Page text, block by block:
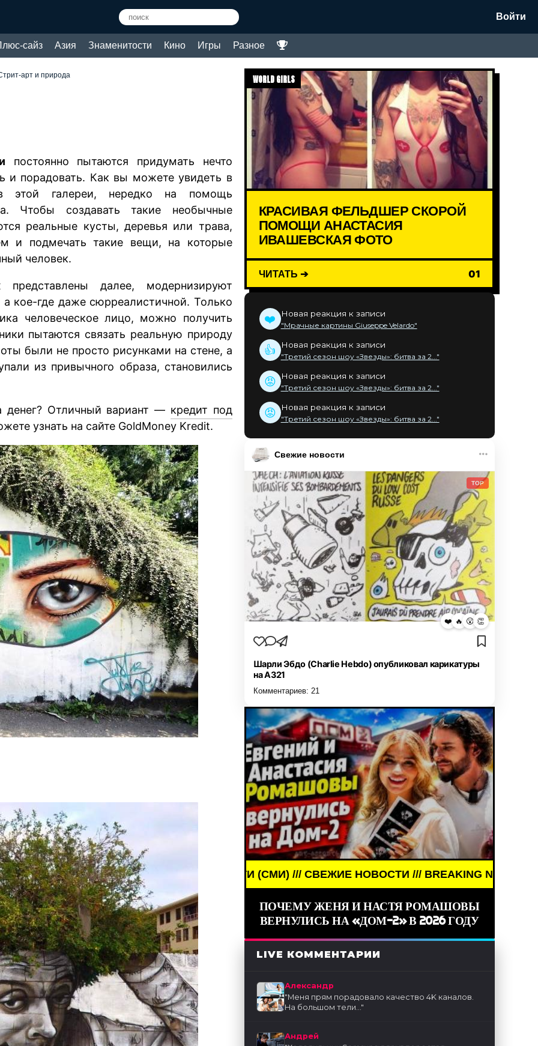
Войти
сайз Азия Знаменитости Кино Игры Разное
арт и природа
постоянно пытаются придумать нечто
и порадовать. Как вы можете увидеть в
этой галереи, нередко на помощь
Чтобы создавать такие необычные
реальные кусты, деревья или трава,
и подмечать такие вещи, на которые
человек.
далее, модернизируют
кое-где даже сюрреалистичной. Только
человеческое лицо, можно получить
пытаются связать реальную природу
были не просто рисунками на стене, а
из привычного образа, становились
Отличный вариант — кредит под
узнать на сайте GoldMoney Kredit.
WORLD GIRLS
КРАСИВАЯ ФЕЛЬДШЕР СКОРОЙ
ПОМОЩИ АНАСТАСИЯ
ИВАШЕВСКАЯ ФОТО
ЧИТАТЬ ➔ 01
❤️ Новая реакция к записи
"Мрачные картины Giuseppe Velardo"
👍 Новая реакция к записи
"Третий сезон шоу «Звезды»: битва за 2..."
😡 Новая реакция к записи
"Третий сезон шоу «Звезды»: битва за 2..."
😡 Новая реакция к записи
"Третий сезон шоу «Звезды»: битва за 2..."
Свежие новости
TOP
❤️ 🔥 😮 👏
Шарли Эбдо (Charlie Hebdo) опубликовал карикатуры
на А321
Комментариев: 21
NEWS /// НОВОСТИ (СМИ) /// СВЕЖИЕ НОВОСТИ /// BREAKING NEWS /// НОВОСТИ (СМИ)
ПОЧЕМУ ЖЕНЯ И НАСТЯ РОМАШОВЫ
ВЕРНУЛИСЬ НА «ДОМ-2» В 2026 ГОДУ
LIVE КОММЕНТАРИИ
Александр
"Меня прям порадовало качество 4K каналов.
На большом тели..."
Андрей